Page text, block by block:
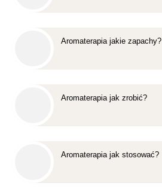
Aromaterapia jakie zapachy?
Aromaterapia jak zrobić?
Aromaterapia jak stosować?